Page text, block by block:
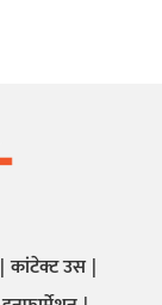
कांटेक्ट उस